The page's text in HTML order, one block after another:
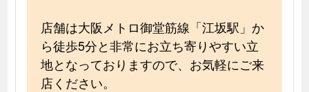
店舗は大阪メトロ御堂筋線「江坂駅」か
ら徒歩5分と非常にお立ち寄りやすい立
地となっておりますので、お気軽にご来
店ください。